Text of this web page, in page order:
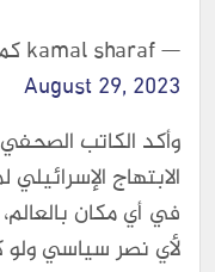
— kamal sharaf كمال شرف (@kamalsharf)
August 29, 2023
وأكد الكاتب
الابتهاج
في أي مكان
لأي نصر سياسي ولو